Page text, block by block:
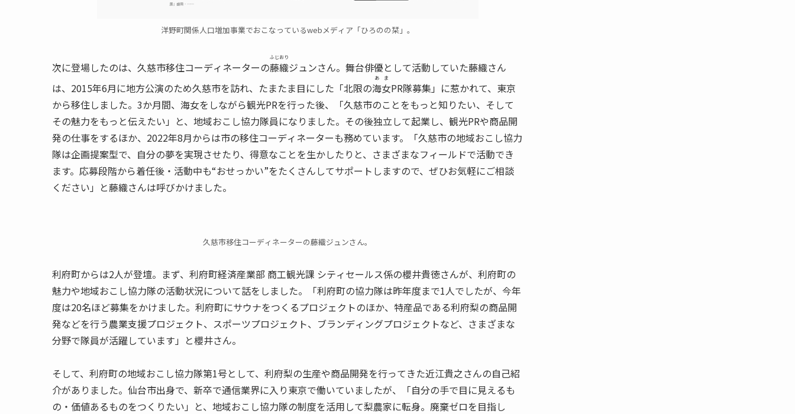
洋野町関係人口増加事業でおこなっているwebメディア「ひろのの栞」。
次に登場したのは、久慈市移住コーディネーターの藤織
ふじおり
ジュンさん。舞台俳優として活動していた藤織さん
は、2015年6月に地方公演のため久慈市を訪れ、たまたま目にした「北限の海女
あま
PR隊募集」に惹かれて、東京
から移住しました。3か月間、海女をしながら観光PRを行った後、「久慈市のことをもっと知りたい、そして
その魅力をもっと伝えたい」と、地域おこし協力隊員になりました。その後独立して起業し、観光PRや商品開
発の仕事をするほか、2022年8月からは市の移住コーディネーターも務めています。「久慈市の地域おこし協力
隊は企画提案型で、自分の夢を実現させたり、得意なことを生かしたりと、さまざまなフィールドで活動でき
ます。応募段階から着任後・活動中も“おせっかい”をたくさんしてサポートしますので、ぜひお気軽にご相談
ください」と藤織さんは呼びかけました。
久慈市移住コーディネーターの藤織ジュンさん。
利府町からは2人が登壇。まず、利府町経済産業部 商⼯観光課 シティセールス係の櫻井貴徳さんが、利府町の
魅力や地域おこし協力隊の活動状況について話をしました。「利府町の協力隊は昨年度まで1人でしたが、今年
度は20名ほど募集をかけました。利府町にサウナをつくるプロジェクトのほか、特産品である利府梨の商品開
発などを行う農業支援プロジェクト、スポーツプロジェクト、ブランディングプロジェクトなど、さまざまな
分野で隊員が活躍しています」と櫻井さん。
そして、利府町の地域おこし協力隊第1号として、利府梨の生産や商品開発を行ってきた近江貴之さんの自己紹
介がありました。仙台市出身で、新卒で通信業界に入り東京で働いていましたが、「自分の手で目に見えるも
の・価値あるものをつくりたい」と、地域おこし協力隊の制度を活用して梨農家に転身。廃棄ゼロを目指し